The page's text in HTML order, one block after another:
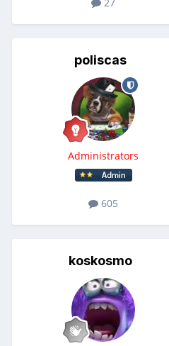
poliscas
Administrators
605
koskosmo